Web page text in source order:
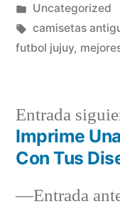
por
Publicado
en
Uncategorized
Etiquetas:
camisetas
futbol jujuy,
Entrada
Entrada
Imprime
Con Tus